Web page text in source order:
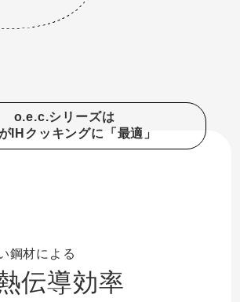
o.e.c.シリーズは
IHクッキングに「最適」
鋼材による
伝導効率